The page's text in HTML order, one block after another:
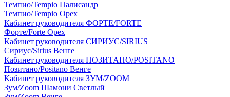
Темпио/Tempio Палисандр
Темпио/Tempio Орех
Кабинет руководителя ФОРТЕ/FORTE
Форте/Forte Орех
Кабинет руководителя СИРИУС/SIRIUS
Сириус/Sirius Венге
Кабинет руководителя ПОЗИТАНО/POSITANO
Позитано/Positano Венге
Кабинет руководителя ЗУМ/ZOOM
Зум/Zoom Шамони Светлый